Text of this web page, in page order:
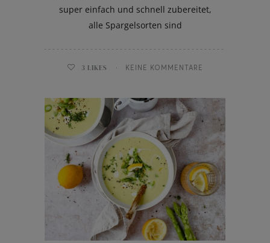
super einfach und schnell zubereitet,
alle Spargelsorten sind
3 LIKES KEINE KOMMENTARE